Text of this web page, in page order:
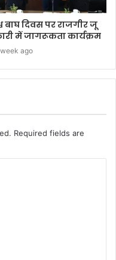
बाघ दिवस पर राजगीर जू
में जागरूकता कार्यक्रम
ago
Required fields are